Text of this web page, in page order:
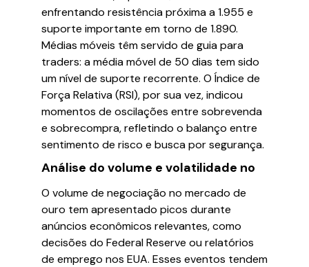
enfrentando resistência próxima a 1.955 e
suporte importante em torno de 1.890.
Médias móveis têm servido de guia para
traders: a média móvel de 50 dias tem sido
um nível de suporte recorrente. O Índice de
Força Relativa (RSI), por sua vez, indicou
momentos de oscilações entre sobrevenda
e sobrecompra, refletindo o balanço entre
sentimento de risco e busca por segurança.
Análise do volume e volatilidade no
O volume de negociação no mercado de
ouro tem apresentado picos durante
anúncios econômicos relevantes, como
decisões do Federal Reserve ou relatórios
de emprego nos EUA. Esses eventos tendem